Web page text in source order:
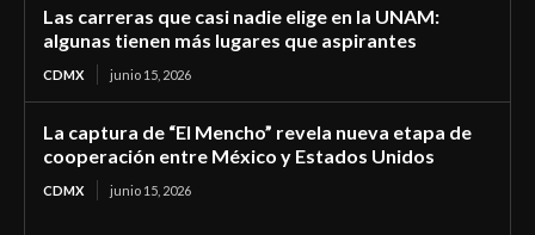
Las carreras que casi nadie elige en la UNAM:
algunas tienen más lugares que aspirantes
CDMX junio 15, 2026
La captura de “El Mencho” revela nueva etapa de
cooperación entre México y Estados Unidos
CDMX junio 15, 2026